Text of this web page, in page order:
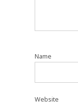
Name
Website